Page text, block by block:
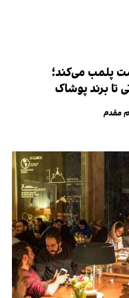
پلمب می‌کند؛
تا برند پوشاک
مقدم